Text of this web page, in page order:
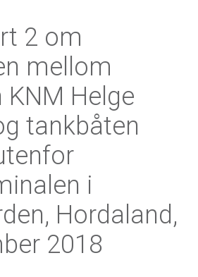
2 om
mellom
Helge
tankbåten
i
Hordaland,
2018